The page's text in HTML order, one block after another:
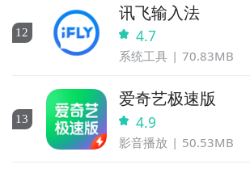
12
讯飞输入法
4.7
系统工具 70.83MB
13
爱奇艺极速版
4.9
影音播放 50.53MB